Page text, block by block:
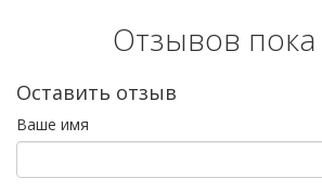
Отзывов пока
Оставить отзыв
Ваше имя